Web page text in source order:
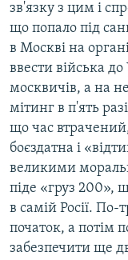
зв'язку з цим і
що попало під
в Москві на
ввести війська
москвичів, а на
мітинг в п'ять
що час
боєздатна і
великими
піде «груз 200»,
в самій Росії. По-
початок, а потім
забезпечити ще